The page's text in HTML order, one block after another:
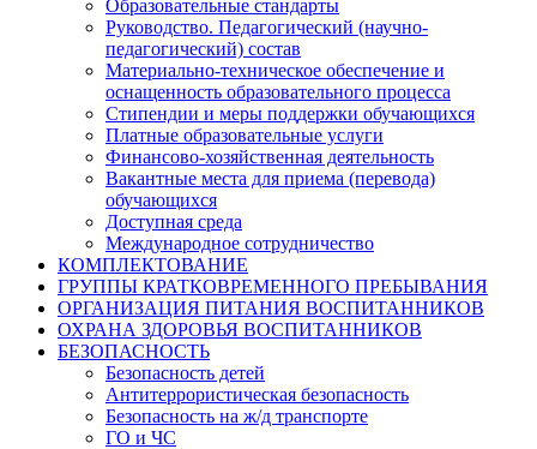
Образовательные стандарты
Руководство. Педагогический (научно-
педагогический) состав
Материально-техническое обеспечение и
оснащенность образовательного процесса
Стипендии и меры поддержки обучающихся
Платные образовательные услуги
Финансово-хозяйственная деятельность
Вакантные места для приема (перевода)
обучающихся
Доступная среда
Международное сотрудничество
КОМПЛЕКТОВАНИЕ
ГРУППЫ КРАТКОВРЕМЕННОГО ПРЕБЫВАНИЯ
ОРГАНИЗАЦИЯ ПИТАНИЯ ВОСПИТАННИКОВ
ОХРАНА ЗДОРОВЬЯ ВОСПИТАННИКОВ
БЕЗОПАСНОСТЬ
Безопасность детей
Антитеррористическая безопасность
Безопасность на ж/д транспорте
ГО и ЧС